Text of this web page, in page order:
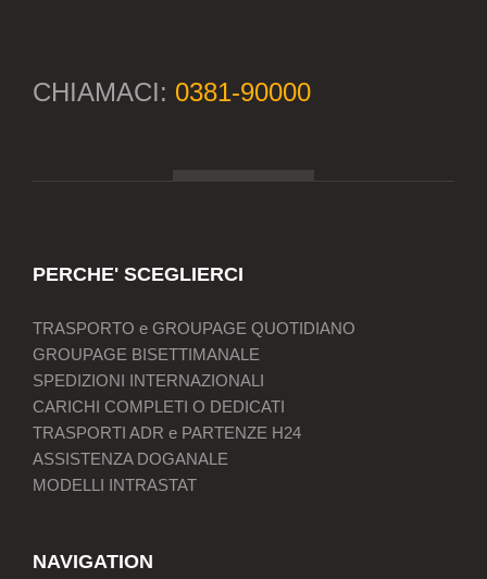
CHIAMACI: 0381-90000
PERCHE' SCEGLIERCI
TRASPORTO e GROUPAGE QUOTIDIANO
GROUPAGE BISETTIMANALE
SPEDIZIONI INTERNAZIONALI
CARICHI COMPLETI O DEDICATI
TRASPORTI ADR e PARTENZE H24
ASSISTENZA DOGANALE
MODELLI INTRASTAT
NAVIGATION